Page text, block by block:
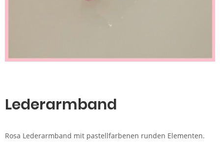
Lederarmband
Rosa Lederarmband mit pastellfarbenen runden Elementen.